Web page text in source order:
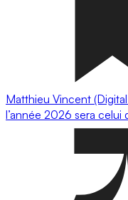
Matthieu Vincent
l’année 2026 sera celui